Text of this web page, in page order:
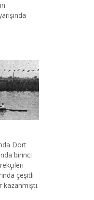
Dört
birinci
çeşitli